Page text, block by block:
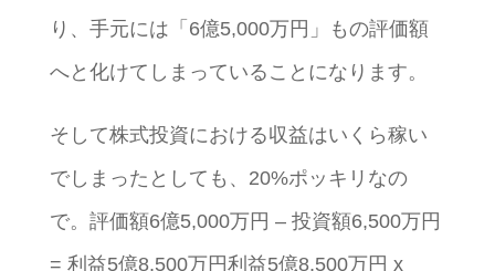
り、手元には「6億5,000万円」もの評価額
へと化けてしまっていることになります。
そして株式投資における収益はいくら稼い
でしまったとしても、20%ポッキリなの
で。評価額6億5,000万円 – 投資額6,500万円
= 利益5億8,500万円利益5億8,500万円 x